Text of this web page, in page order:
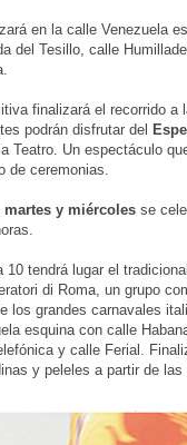
en la calle Venezuela
del Tesillo, calle
finalizará el recorrido a
podrán disfrutar del
Teatro. Un espectáculo
de ceremonias.
martes y miércoles se
10 tendrá lugar el tradicional
di Roma, un grupo
los grandes carnavales
esquina con calle
y calle Ferial.
y peleles a partir de las